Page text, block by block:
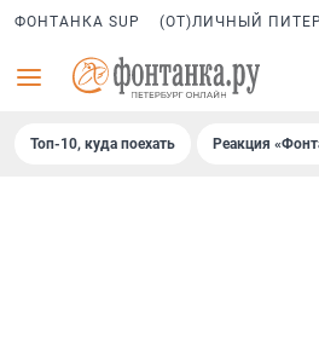
ФОНТАНКА SUP (ОТ)ЛИЧНЫЙ ПИТЕР
Топ-10, куда поехать Реакция